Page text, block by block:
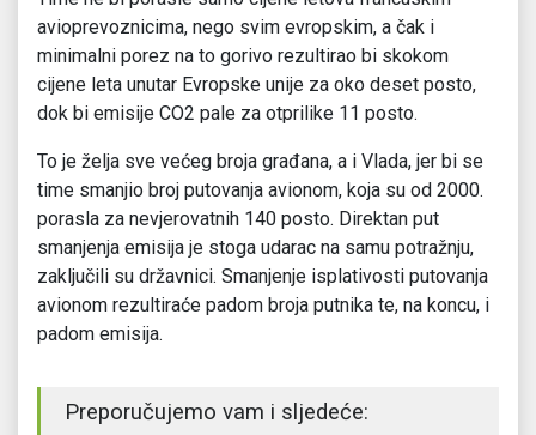
avioprevoznicima, nego svim evropskim, a čak i
minimalni porez na to gorivo rezultirao bi skokom
cijene leta unutar Evropske unije za oko deset posto,
dok bi emisije CO2 pale za otprilike 11 posto.
To je želja sve većeg broja građana, a i Vlada, jer bi se
time smanjio broj putovanja avionom, koja su od 2000.
porasla za nevjerovatnih 140 posto. Direktan put
smanjenja emisija je stoga udarac na samu potražnju,
zaključili su državnici. Smanjenje isplativosti putovanja
avionom rezultiraće padom broja putnika te, na koncu, i
padom emisija.
Preporučujemo vam i sljedeće: